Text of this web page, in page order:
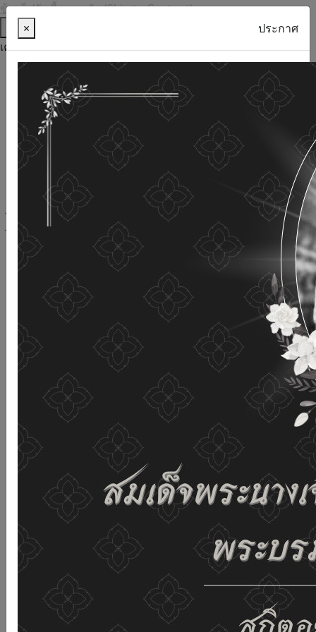
ข้ามไปยังเนื้อหาหลัก (Skip to Content)
ช่วยเหลือ
เครื่องมือการเข้าถึง
ภาษาไทย
ภาษาอังกฤษ
เพิ่มขนาดตัวอักษร
ลดขนาดตัวอักษร
ขนาดตัวอักษรปกติ
ความคมชัดสูง
ความคมชัดเชิงลบ
ความคมชัดปกติ
เปิดอ่านด้วยเสียง
ปิดอ่านด้วยเสียง
ผังเว็บไซต์
เว็บไซต์นี้ใช้คุกกี้ (Cookies)
กรมกิจการผู้สูงอายุ
ให้ความสำคัญต่อข้อมูลส่วนบุคคลของ
ท่าน เพื่อการพัฒนาและปรับปรุงเว็บไซต์ หากท่านใช้บริการ
เว็บไซต์นี้โดยไม่มีการปรับตั้งค่าใดๆ แสดงว่าท่านยินยอมที่จะ
รับคุกกี้บนเว็บไซต์ และนโยบายสิทธิส่วนบุคคลของเรา
ดูรายละเอียด ยอมรับทั้งหมด
02-659-6811 saraban@dop.mail.go.th
เปลี่ยนการแสดงผล
ก-ก
× ประกาศ